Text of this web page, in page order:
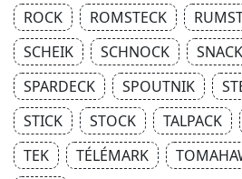
ROCK
ROMSTECK
SCHEIK
SCHNOCK SNACK
SPARDECK
SPOUTNIK
STICK
STOCK TALPACK
TEK
TÉLÉMARK